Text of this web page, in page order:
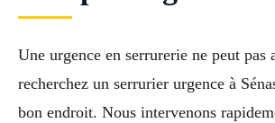
Une urgence en serrurerie ne peut pas
recherchez un serrurier urgence à
bon endroit. Nous intervenons